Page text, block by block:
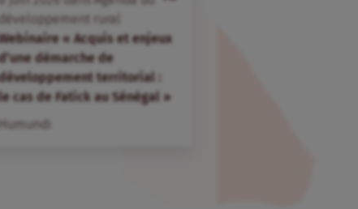
développement rural
« Acquis et enjeux
démarche de
territorial :
le cas de Fatick au Sénégal »
Humundi